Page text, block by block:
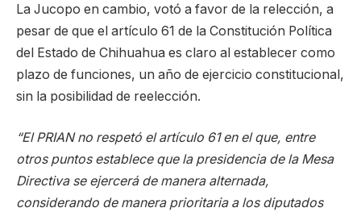
La Jucopo en cambio, votó a favor de la relección, a
pesar de que el artículo 61 de la Constitución Política
del Estado de Chihuahua es claro al establecer como
plazo de funciones, un año de ejercicio constitucional,
sin la posibilidad de reelección.
“El PRIAN no respetó el artículo 61 en el que, entre
otros puntos establece que la presidencia de la Mesa
Directiva se ejercerá de manera alternada,
considerando de manera prioritaria a los diputados